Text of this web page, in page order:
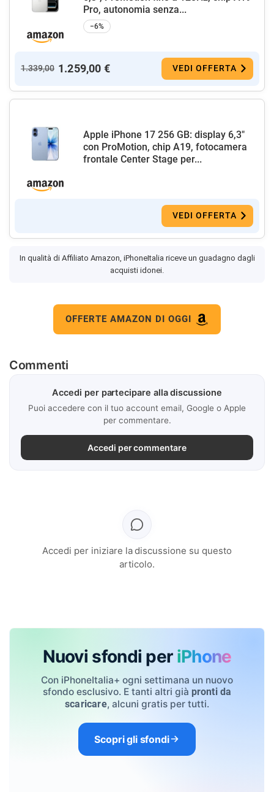
Pro, autonomia senza...
−6%
1.339,00 1.259,00 € VEDI OFFERTA
Apple iPhone 17 256 GB: display 6,3"
con ProMotion, chip A19, fotocamera
frontale Center Stage per...
VEDI OFFERTA
In qualità di Affiliato Amazon, iPhoneItalia riceve un guadagno dagli
acquisti idonei.
OFFERTE AMAZON DI OGGI
Commenti
Accedi per partecipare alla discussione
Puoi accedere con il tuo account email, Google o Apple
per commentare.
Accedi per commentare
Accedi per iniziare la discussione su questo
articolo.
Nuovi sfondi per iPhone
Con iPhoneItalia+ ogni settimana un nuovo
sfondo esclusivo. E tanti altri già pronti da
scaricare, alcuni gratis per tutti.
Scopri gli sfondi